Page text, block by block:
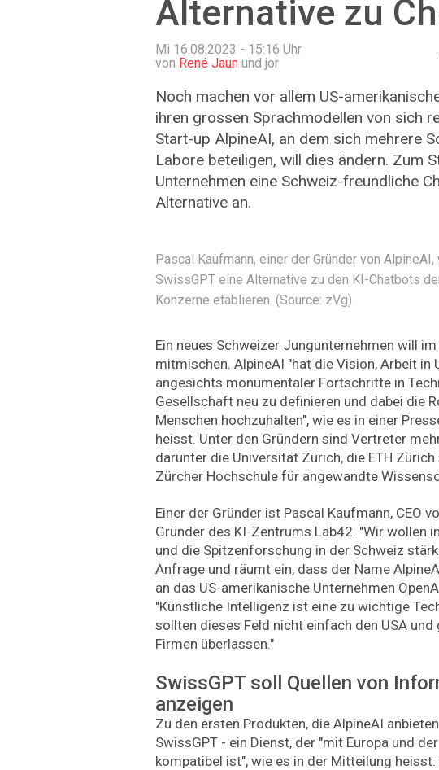
Alternative zu
Mi 16.08.2023 - 15:16 Uhr
von René Jaun und jor
Noch machen vor allem US-
ihren grossen Sprachmodellen von sich
Start-up AlpineAI, an dem sich mehrere
Labore beteiligen, will dies ändern. Zum
Unternehmen eine Schweiz-freundliche
Alternative an.
Pascal Kaufmann, einer der Gründer von
SwissGPT eine Alternative zu den KI-Chatbots
Konzerne etablieren. (Source: zVg)
Ein neues Schweizer Jungunternehmen will
mitmischen. AlpineAI "hat die Vision, Arbeit in
angesichts monumentaler Fortschritte in
Gesellschaft neu zu definieren und dabei die
Menschen hochzuhalten", wie es in einer
heisst. Unter den Gründern sind Vertreter
darunter die Universität Zürich, die ETH
Zürcher Hochschule für angewandte
Einer der Gründer ist Pascal Kaufmann, CEO
Gründer des KI-Zentrums Lab42. "Wir wollen
und die Spitzenforschung in der Schweiz
Anfrage und räumt ein, dass der Name
an das US-amerikanische Unternehmen
"Künstliche Intelligenz ist eine zu wichtige
sollten dieses Feld nicht einfach den USA und
Firmen überlassen."
SwissGPT soll Quellen von
anzeigen
Zu den ersten Produkten, die AlpineAI
SwissGPT - ein Dienst, der "mit Europa und
kompatibel ist", wie es in der Mitteilung heisst.